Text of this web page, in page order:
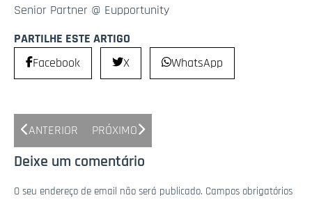
Senior Partner @ Eupportunity
PARTILHE ESTE ARTIGO
Facebook
X WhatsApp
ANTERIOR PRÓXIMO
Deixe um comentário
O seu endereço de email não será publicado. Campos obrigatórios